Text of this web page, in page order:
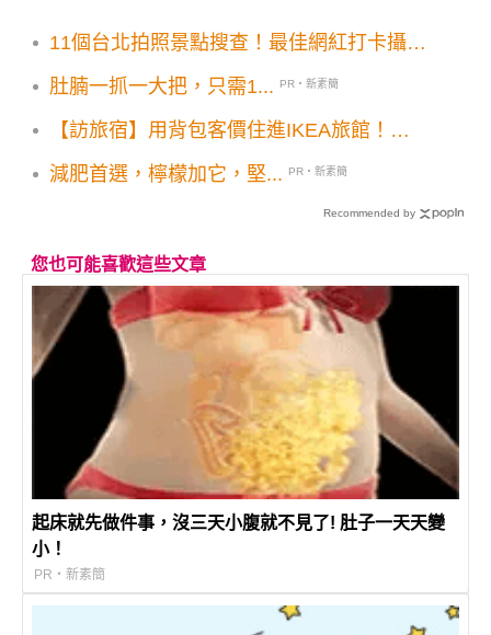
11個台北拍照景點搜查！最佳網紅打卡攝影
肚腩一抓一大把，只需1...
PR・新素簡
【訪旅宿】用背包客價住進IKEA旅館！
減肥首選，檸檬加它，堅...
PR・新素簡
Recommended by
您也可能喜歡這些文章
起床就先做件事，沒三天小腹就不見了! 肚子一天天變
小！
PR・新素簡